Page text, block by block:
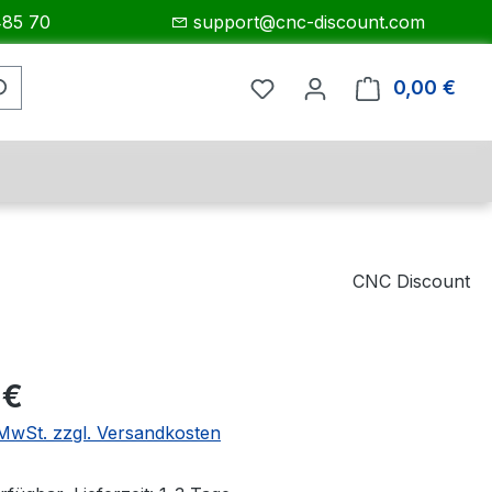
70 support@cnc-discount.com
0,00 €
CNC Discount
zzgl. Versandkosten